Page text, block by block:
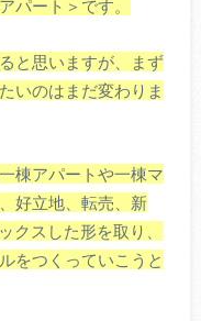
パート＞です。
と思いますが、まず
いのはまだ変わりま
棟アパートや一棟マ
好立地、転売、新
クスした形を取り、
をつくっていこうと